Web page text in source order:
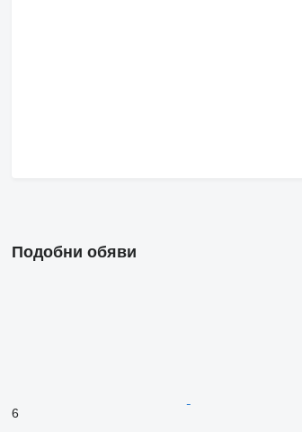
Подобни обяви
6